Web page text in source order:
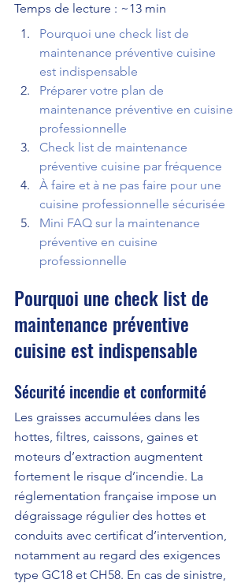
Temps de lecture : ~13 min
Pourquoi une check list de
maintenance préventive cuisine
est indispensable
Préparer votre plan de
maintenance préventive en cuisine
professionnelle
Check list de maintenance
préventive cuisine par fréquence
À faire et à ne pas faire pour une
cuisine professionnelle sécurisée
Mini FAQ sur la maintenance
préventive en cuisine
professionnelle
Pourquoi une check list de
maintenance préventive
cuisine est indispensable
Sécurité incendie et conformité
Les graisses accumulées dans les
hottes, filtres, caissons, gaines et
moteurs d’extraction augmentent
fortement le risque d’incendie. La
réglementation française impose un
dégraissage régulier des hottes et
conduits avec certificat d’intervention,
notamment au regard des exigences
type GC18 et CH58. En cas de sinistre,